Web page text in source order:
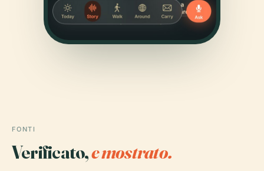
FONTI
Verificato,e mostrato.